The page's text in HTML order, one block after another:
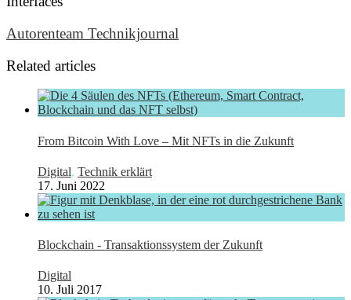
Autorenteam Technikjournal
Related articles
From Bitcoin With Love – Mit NFTs in die Zukunft
Digital, Technik erklärt
17. Juni 2022
Blockchain - Transaktionssystem der Zukunft
Digital
10. Juli 2017